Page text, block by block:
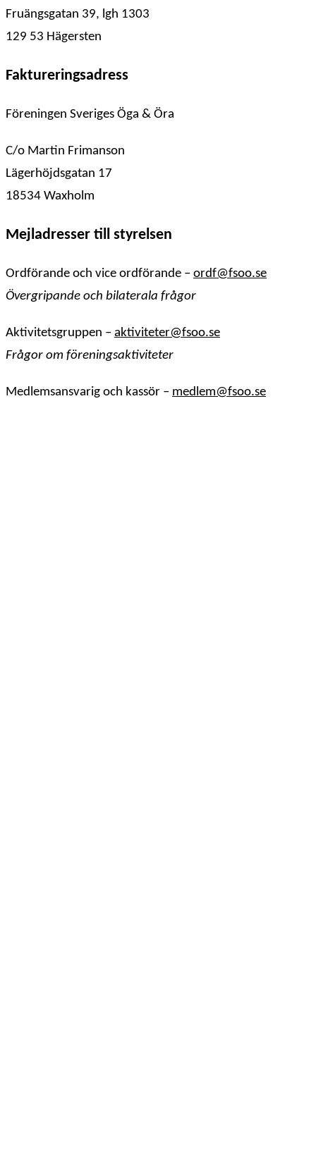
Fruängsgatan 39, lgh 1303
129 53 Hägersten
Faktureringsadress
Föreningen Sveriges Öga & Öra
C/o Martin Frimanson
Lägerhöjdsgatan 17
18534 Waxholm
Mejladresser till styrelsen
Ordförande och vice ordförande – ordf@fsoo.se
Övergripande och bilaterala frågor
Aktivitetsgruppen – aktiviteter@fsoo.se
Frågor om föreningsaktiviteter
Medlemsansvarig och kassör – medlem@fsoo.se